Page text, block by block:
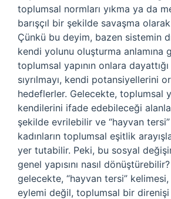
toplumsal normları yıkma ya da
barışçıl bir şekilde savaşma
Çünkü bu deyim, bazen sistemin
kendi yolunu oluşturma anlamına
toplumsal yapının onlara
sıyrılmayı, kendi potansiyellerini
hedeflerler. Gelecekte, toplumsal
kendilerini ifade edebileceği
şekilde evrilebilir ve “hayvan
kadınların toplumsal eşitlik
yer tutabilir. Peki, bu sosyal
genel yapısını nasıl
gelecekte, “hayvan tersi”
eylemi değil, toplumsal bir